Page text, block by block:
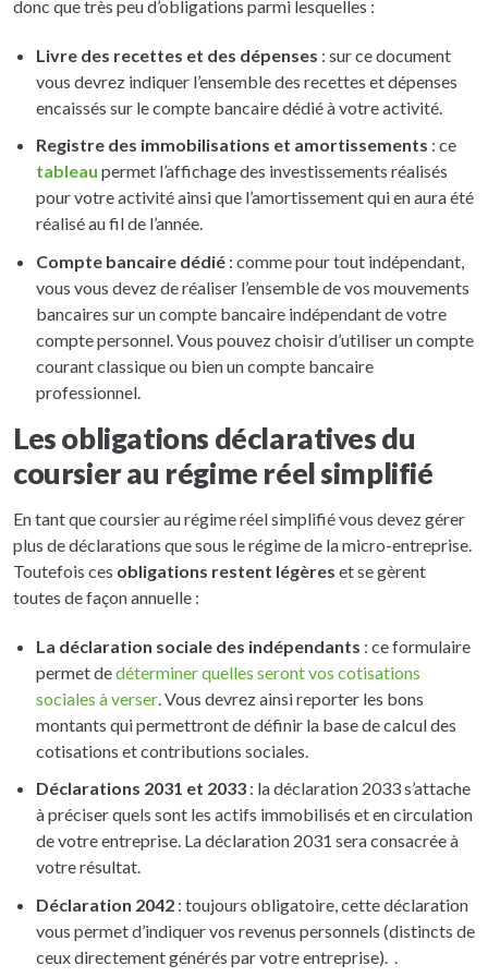
donc que très peu d’obligations parmi lesquelles :
Livre des recettes et des dépenses : sur ce document
vous devrez indiquer l’ensemble des recettes et dépenses
encaissés sur le compte bancaire dédié à votre activité.
Registre des immobilisations et amortissements : ce
tableau permet l’affichage des investissements réalisés
pour votre activité ainsi que l’amortissement qui en aura été
réalisé au fil de l’année.
Compte bancaire dédié : comme pour tout indépendant,
vous vous devez de réaliser l’ensemble de vos mouvements
bancaires sur un compte bancaire indépendant de votre
compte personnel. Vous pouvez choisir d’utiliser un compte
courant classique ou bien un compte bancaire
professionnel.
Les obligations déclaratives du
coursier au régime réel simplifié
En tant que coursier au régime réel simplifié vous devez gérer
plus de déclarations que sous le régime de la micro-entreprise.
Toutefois ces obligations restent légères et se gèrent
toutes de façon annuelle :
La déclaration sociale des indépendants : ce formulaire
permet dedéterminer quelles seront vos cotisations
sociales à verser . Vous devrez ainsi reporter les bons
montants qui permettront de définir la base de calcul des
cotisations et contributions sociales.
Déclarations 2031 et 2033 : la déclaration 2033 s’attache
à préciser quels sont les actifs immobilisés et en circulation
de votre entreprise. La déclaration 2031 sera consacrée à
votre résultat.
Déclaration 2042 : toujours obligatoire, cette déclaration
vous permet d’indiquer vos revenus personnels (distincts de
ceux directement générés par votre entreprise). .